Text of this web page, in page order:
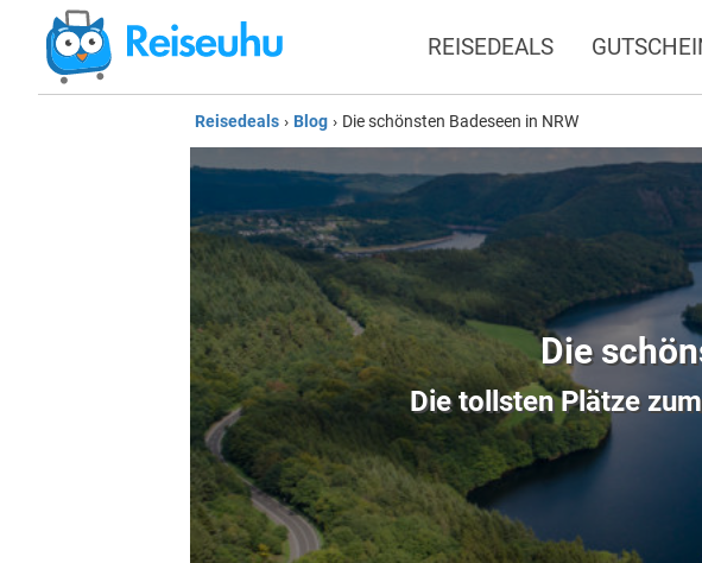
REISEDEALS
Reisedeals › Blog › Die schönsten Badeseen in NRW
Die
Die tollsten Plätze